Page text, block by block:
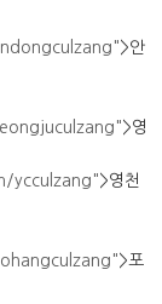
>안
>영
ycculzang">영천
>포